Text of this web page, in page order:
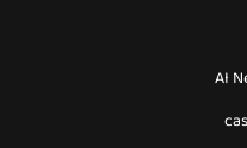
AI